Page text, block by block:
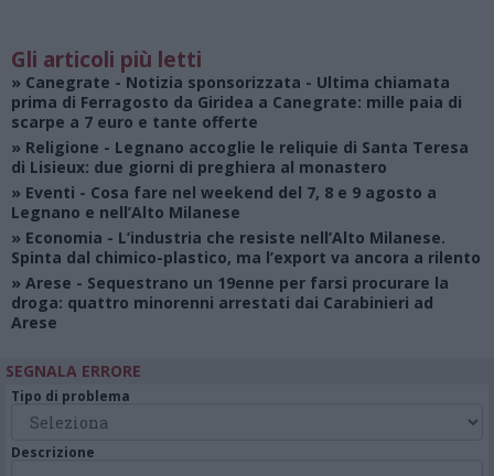
Gli articoli più letti
» Canegrate - Notizia sponsorizzata - Ultima chiamata
prima di Ferragosto da Giridea a Canegrate: mille paia di
scarpe a 7 euro e tante offerte
» Religione - Legnano accoglie le reliquie di Santa Teresa
di Lisieux: due giorni di preghiera al monastero
» Eventi - Cosa fare nel weekend del 7, 8 e 9 agosto a
Legnano e nell’Alto Milanese
» Economia - L’industria che resiste nell’Alto Milanese.
Spinta dal chimico-plastico, ma l’export va ancora a rilento
» Arese - Sequestrano un 19enne per farsi procurare la
droga: quattro minorenni arrestati dai Carabinieri ad
Arese
SEGNALA ERRORE
Tipo di problema
Descrizione